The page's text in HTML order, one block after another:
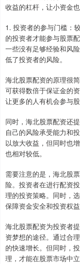
收益的杠杆，让小资金也
1. 投资者的参与门槛：
的投资者才能参与股票
一些没有足够经验和风
低了投资者的风险。
海北股票配资的原理很
可获得数倍于保证金的
让更多的人有机会参与股
同时，海北股票配资还
自己的风险承受能力和
以放大收益，但同时也
也相对较低。
需要注意的是，海北股
险。投资者在进行配资
理的投资策略。同时，
保障资金安全和投资权益
海北股票配资为投资者
资梦想的途径。通过合
的快速增长。但同时，
理，才能在股票市场中立